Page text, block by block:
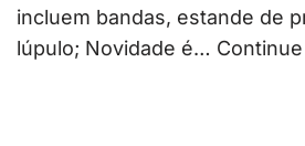
incluem bandas, estande de
lúpulo; Novidade é…